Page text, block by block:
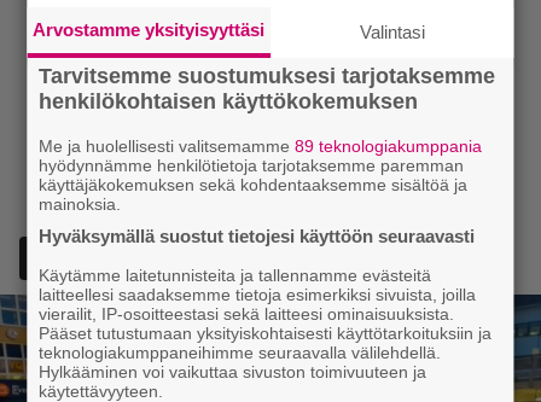
Arvostamme yksityisyyttäsi Valintasi
Tarvitsemme suostumuksesi tarjotaksemme
henkilökohtaisen käyttökokemuksen
Me ja huolellisesti valitsemamme89 teknologiakumppania
hyödynnämme henkilötietoja tarjotaksemme paremman
käyttäjäkokemuksen sekä kohdentaaksemme sisältöä ja
mainoksia.
Hyväksymällä suostut tietojesi käyttöön seuraavasti
Käytämme laitetunnisteita ja tallennamme evästeitä
laitteellesi saadaksemme tietoja esimerkiksi sivuista, joilla
vierailit, IP-osoitteestasi sekä laitteesi ominaisuuksista.
Pääset tutustumaan yksityiskohtaisesti käyttötarkoituksiin ja
teknologiakumppaneihimme seuraavalla välilehdellä.
Hylkääminen voi vaikuttaa sivuston toimivuuteen ja
käytettävyyteen.